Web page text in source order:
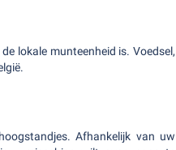
lokale munteenheid is. Voedsel,
Afhankelijk van uw